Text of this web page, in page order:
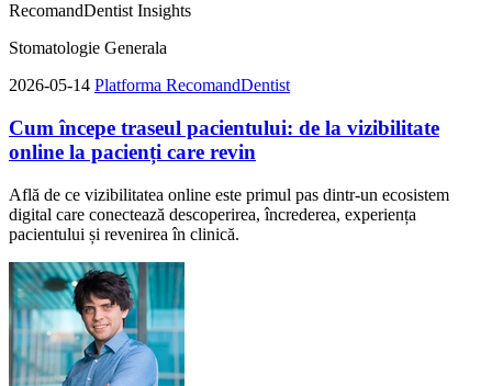
RecomandDentist Insights
Stomatologie Generala
2026-05-14 Platforma RecomandDentist
Cum începe traseul pacientului: de la vizibilitate
online la pacienți care revin
Află de ce vizibilitatea online este primul pas dintr-un ecosistem
digital care conectează descoperirea, încrederea, experiența
pacientului și revenirea în clinică.